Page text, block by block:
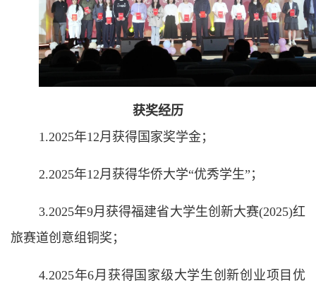
获奖经历
1.2025年12月获得国家奖学金；
2.2025年12月获得华侨大学“优秀学生”；
3.2025年9月获得福建省大学生创新大赛(2025)红
旅赛道创意组铜奖；
4.2025年6月获得国家级大学生创新创业项目优